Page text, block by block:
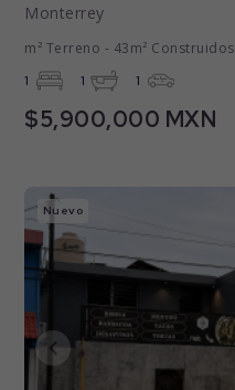
Monterrey
m² Terreno - 43m² Construidos
1 1 1
$5,900,000 MXN
Nuevo